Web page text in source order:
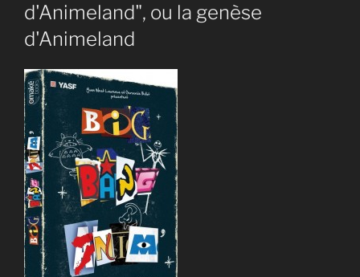
d'Animeland", ou la genèse
d'Animeland